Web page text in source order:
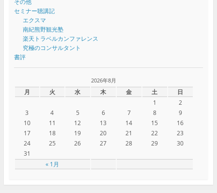
その他
セミナー聴講記
エクスマ
南紀熊野観光塾
楽天トラベルカンファレンス
究極のコンサルタント
書評
2026年8月
月 火 水 木 金 土 日
« 1月
1
2
3
4 5 6 7 8
9
10
11 12 13 14 15
16
17
18 19 20 21 22
23
24
25 26 27 28 29
30
31